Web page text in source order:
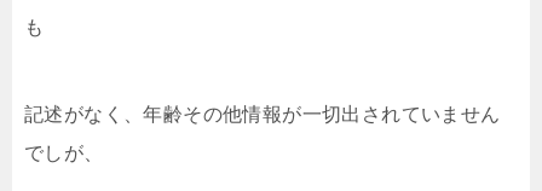
も
記述がなく、年齢その他情報が一切出されていません
でしが、